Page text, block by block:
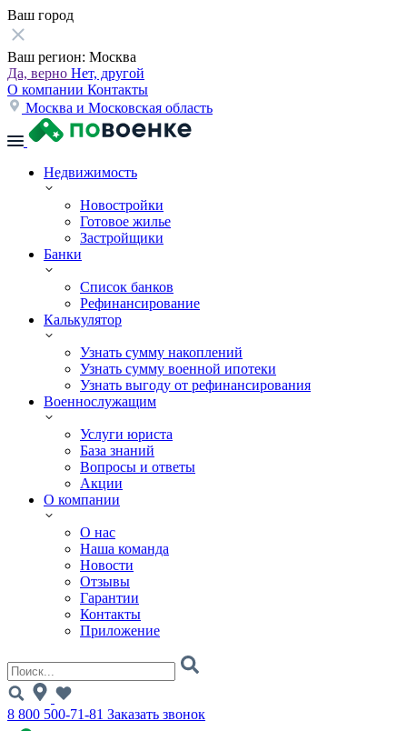
Ваш город
Ваш регион: Москва
Да, верно Нет, другой
О компании Контакты
Москва и Московская область
Недвижимость
Новостройки
Готовое жилье
Застройщики
Банки
Список банков
Рефинансирование
Калькулятор
Узнать сумму накоплений
Узнать сумму военной ипотеки
Узнать выгоду от рефинансирования
Военнослужащим
Услуги юриста
База знаний
Вопросы и ответы
Акции
О компании
О нас
Наша команда
Новости
Отзывы
Гарантии
Контакты
Приложение
8 800 500-71-81 Заказать звонок